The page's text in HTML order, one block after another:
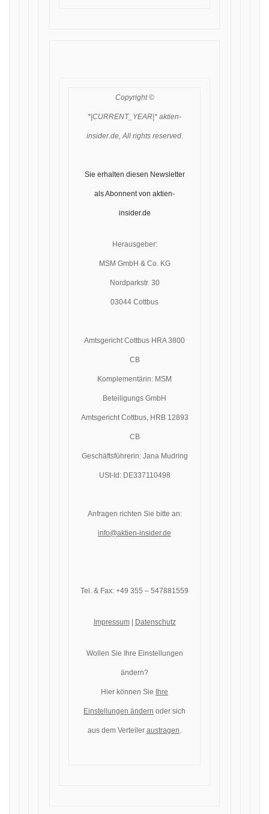
Copyright ©
*|CURRENT_YEAR|* aktien-
insider.de, All rights reserved.
Sie erhalten diesen Newsletter
als Abonnent von aktien-
insider.de
Herausgeber:
MSM GmbH & Co. KG
Nordparkstr. 30
03044 Cottbus
Amtsgericht Cottbus HRA 3800
CB
Komplementärin: MSM
Beteiligungs GmbH
Amtsgericht Cottbus, HRB 12893
CB
Geschäftsführerin: Jana Mudring
USt-Id: DE337110498
Anfragen richten Sie bitte an:
info@aktien-insider.de
Tel. & Fax: +49 355 – 547881559
Impressum| Datenschutz
Wollen Sie Ihre Einstellungen
ändern?
Hier können Sie Ihre
Einstellungen ändern oder sich
aus dem Verteiler austragen.